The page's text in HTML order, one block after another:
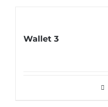
Wallet 3